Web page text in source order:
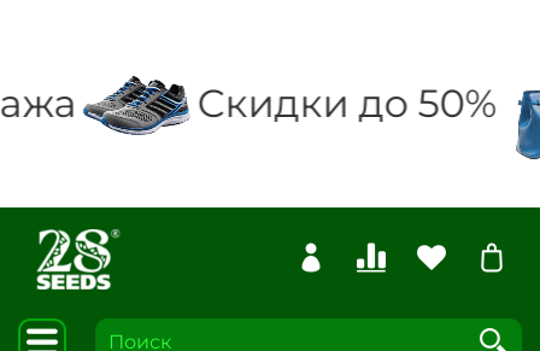
Скидки до 50%